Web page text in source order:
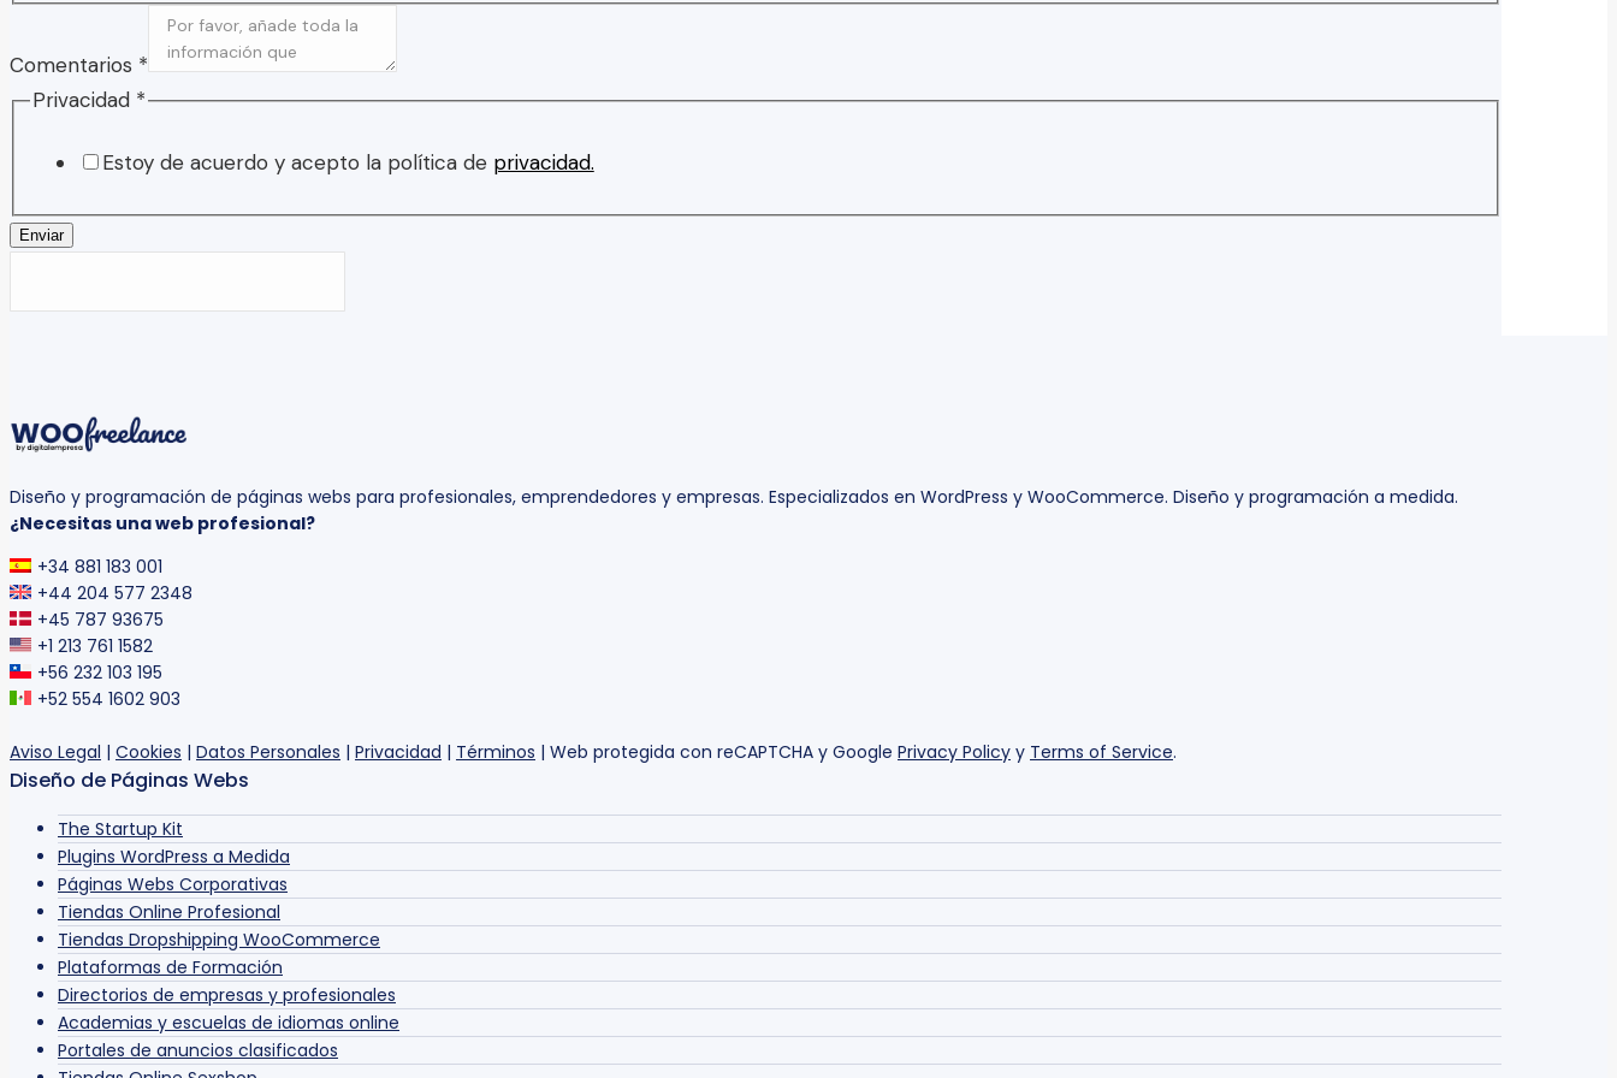
Comentarios *
Privacidad *
Estoy de acuerdo y acepto la política de privacidad.
Enviar
Diseño y programación de páginas webs para profesionales, emprendedores y empresas. Especializados en WordPress y WooCommerce. Diseño y programación a medida.
¿Necesitas una web profesional?
+34 881 183 001
+44 204 577 2348
+45 787 93675
+1 213 761 1582
+56 232 103 195
+52 554 1602 903
Aviso Legal | Cookies | Datos Personales | Privacidad | Términos | Web protegida con reCAPTCHA y Google Privacy Policy y Terms of Service.
Diseño de Páginas Webs
The Startup Kit
Plugins WordPress a Medida
Páginas Webs Corporativas
Tiendas Online Profesional
Tiendas Dropshipping WooCommerce
Plataformas de Formación
Directorios de empresas y profesionales
Academias y escuelas de idiomas online
Portales de anuncios clasificados